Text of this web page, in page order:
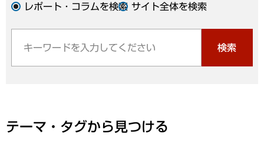
レポート・コラムを検索 サイト全体を検索
検索
テーマ・タグから見つける